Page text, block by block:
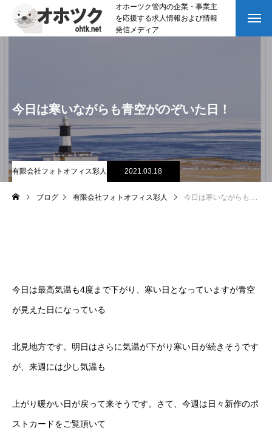
オホーツク管内の企業・事業主
を応援する求人情報および情報
発信メディア
今日は寒いながらも青空がのぞいた日！
有限会社フォトオフィス彩人 2021.03.18
ブログ 有限会社フォトオフィス彩人 今日は寒いながらも青空がのぞいた日！
今日は最高気温も4度まで下がり、寒い日となっていますが青空
が見えた日になっている
北見地方です。明日はさらに気温が下がり寒い日が続きそうです
が、来週には少し気温も
上がり暖かい日が戻って来そうです。さて、今週は日々新作のポ
ストカードをご覧頂いて